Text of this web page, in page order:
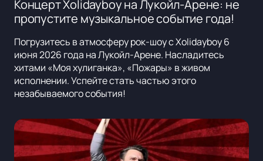
Концерт Xolidayboy на Лукойл-Арене: не
пропустите музыкальное событие года!
Погрузитесь в атмосферу рок-шоу с Xolidayboy 6
июня 2026 года на Лукойл-Арене. Насладитесь
хитами «Моя хулиганка», «Пожары» в живом
исполнении. Успейте стать частью этого
незабываемого события!